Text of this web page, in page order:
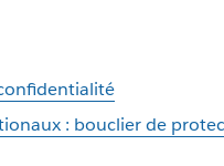
: bouclier de